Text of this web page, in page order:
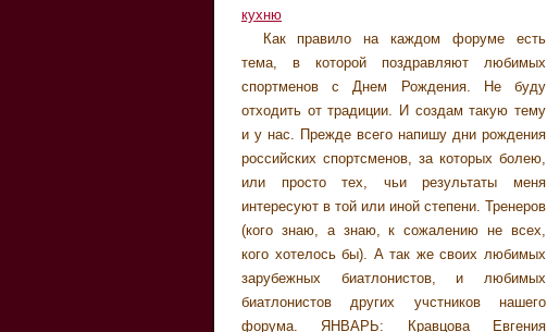
кухню
Как правило на каждом форуме есть
тема, в которой поздравляют любимых
спортменов с Днем Рождения. Не буду
отходить от традиции. И создам такую тему
и у нас. Прежде всего напишу дни рождения
российских спортсменов, за которых болею,
или просто тех, чьи результаты меня
интересуют в той или иной степени. Тренеров
(кого знаю, а знаю, к сожалению не всех,
кого хотелось бы). А так же своих любимых
зарубежных биатлонистов, и любимых
биатлонистов других учстников нашего
форума. ЯНВАРЬ: Кравцова Евгения
Круглов 08.04.1981 Чурин Виктор
Анатольевич 10.04.1958 Фишер Свен
16.04.1971 Новиков Сергей 27.04.1979
Болтенко Алексей 29.04.1979 МАЙ: Бергер
Ларс 01.05.1979 Рёш Михаэль 04.05.1983
Загурский Николай Степанович 14.05.1959
Чурин Алексей 27.05.1980 ИЮНЬ: Мальгина
Ирина 08.06.1973 Юрьева Екатерина
11.06.1983 ИЮЛЬ: Горячёв Андрей
Борисович 02.07.1958 Пуарэ Лив Грета
07.07.1974 Свендсен Эмил 12.07.1985
АВГУСТ: Вильхельм Кати 02.08 1976 Пуарэ
Рафаэль 09.08.1974 Польховский Валерий
Ярошенко Дмитрий 04.11.1976 Мюссиганг Уве
5.11.1951 Чудов Максим 12.11.1982 Черезов
Иван 18.11.1980 Макарова Юлия 24.11.1981
ДЕКАБРЬ: Сорокина Анна 01.12.1981
Ханневолд Халвард 03.10.1969 Хенкель
Андрея 10.12.1977 Аликин Владимир
Александрович 20.12.1957 Сикора Томаш
21.12.1973 Вольф Александр 21.12.1978 ЗЫ.
не всех успела дописать. Побежала в садик.